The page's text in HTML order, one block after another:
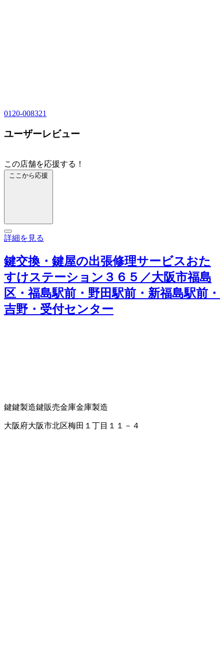
0120-008321
ユーザーレビュー
この店舗を応援する！
ここから応援
詳細を見る
鍵交換・鍵屋の出張修理サービスおた
すけステーション３６５／大阪市福島
区・福島駅前・野田駅前・新福島駅前・
吉野・受付センター
鍵鍵製造鍵販売金庫金庫製造
大阪府大阪市北区梅田１丁目１１－４